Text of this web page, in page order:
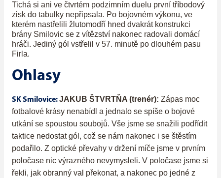
Tichá si ani ve čtvrtém podzimním duelu první tříbodový
zisk do tabulky nepřipsala. Po bojovném výkonu, ve
kterém nastřelili žlutomodří hned dvakrát konstrukci
brány Smilovic se z vítězství nakonec radovali domácí
hráči. Jediný gól vstřelil v 57. minutě po dlouhém pasu
Firla.
Ohlasy
SK Smilovice:JAKUB ŠTVRTŇA (trenér): Zápas moc
fotbalové krásy nenabídl a jednalo se spíše o bojové
utkání se spoustou soubojů. Vše jsme se snažili podřídit
taktice nedostat gól, což se nám nakonec i se štěstím
podařilo. Z optické převahy v držení míče jsme v prvním
poločase nic výrazného nevymysleli. V poločase jsme si
řekli, jak obranný val překonat, a nakonec po jedné z